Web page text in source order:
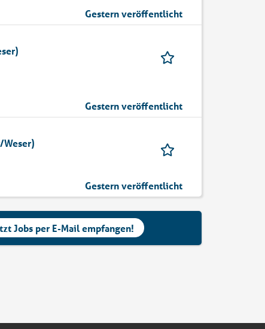
Gestern veröffentlicht
Gestern veröffentlicht
Gestern veröffentlicht
Jobs per E-Mail empfangen!